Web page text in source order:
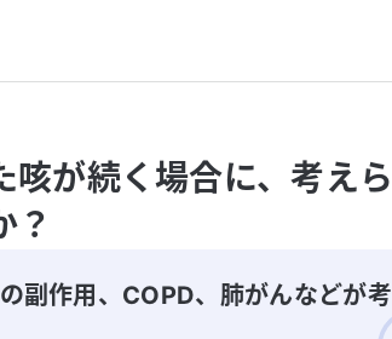
咳が続く場合に、考え
？
副作用、COPD、肺がんなどが考